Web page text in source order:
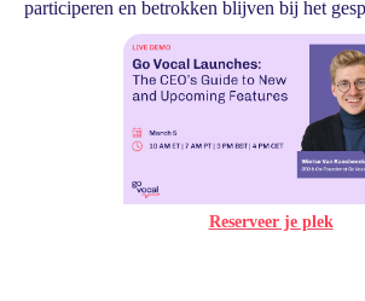
participeren en betrokken blijven bij het
Reserveer je plek